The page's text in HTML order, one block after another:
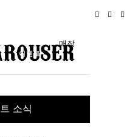
이벤트
매장
소식